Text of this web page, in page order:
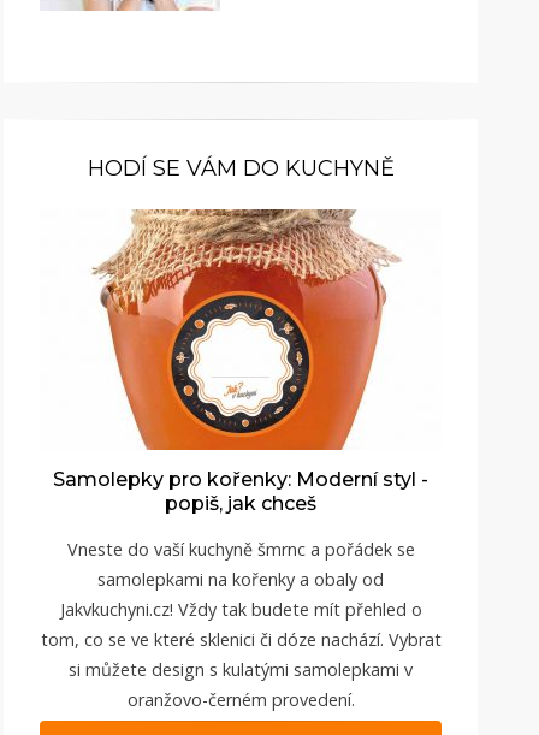
HODÍ SE VÁM DO KUCHYNĚ
Samolepky pro kořenky: Moderní styl -
popiš, jak chceš
Vneste do vaší kuchyně šmrnc a pořádek se
samolepkami na kořenky a obaly od
Jakvkuchyni.cz! Vždy tak budete mít přehled o
tom, co se ve které sklenici či dóze nachází. Vybrat
si můžete design s kulatými samolepkami v
oranžovo-černém provedení.